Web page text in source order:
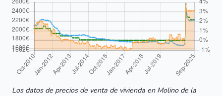
Los datos de precios de venta de vivienda en Molino de la